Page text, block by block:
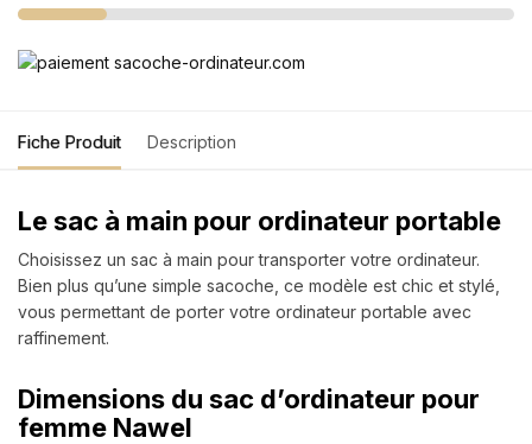
Fiche Produit Description
Le sac à main pour ordinateur portable
Choisissez un sac à main pour transporter votre ordinateur.
Bien plus qu’une simple sacoche, ce modèle est chic et stylé,
vous permettant de porter votre ordinateur portable avec
raffinement.
Dimensions du sac d’ordinateur pour
femme Nawel